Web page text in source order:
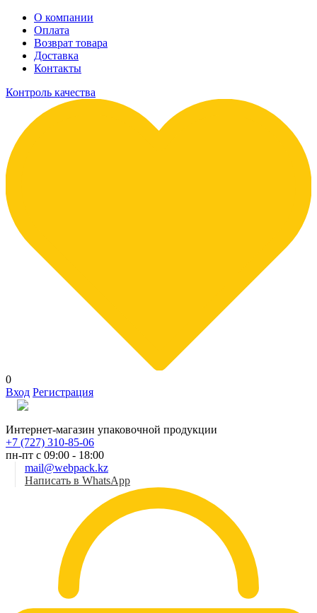
О компании
Оплата
Возврат товара
Доставка
Контакты
Контроль качества
0
Вход Регистрация
Интернет-магазин упаковочной продукции
+7 (727) 310-85-06
пн-пт с 09:00 - 18:00
mail@webpack.kz
Написать в WhatsApp